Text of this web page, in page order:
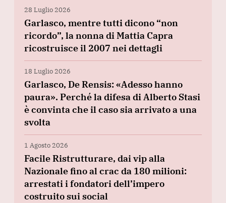
28 Luglio 2026
Garlasco, mentre tutti dicono “non
ricordo”, la nonna di Mattia Capra
ricostruisce il 2007 nei dettagli
18 Luglio 2026
Garlasco, De Rensis: «Adesso hanno
paura». Perché la difesa di Alberto Stasi
è convinta che il caso sia arrivato a una
svolta
1 Agosto 2026
Facile Ristrutturare, dai vip alla
Nazionale fino al crac da 180 milioni:
arrestati i fondatori dell’impero
costruito sui social